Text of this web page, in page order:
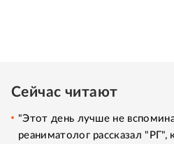
Сейчас читают
"Этот день лучше не
реаниматолог рассказал "РГ",